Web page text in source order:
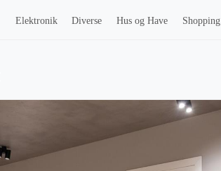
Elektronik Diverse Hus og Have Shopping